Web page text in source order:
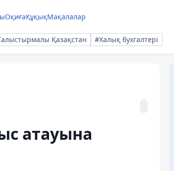
ОқиғаҚұқықМақалалар
Қазақстан #Халық бухгалтері
атауына